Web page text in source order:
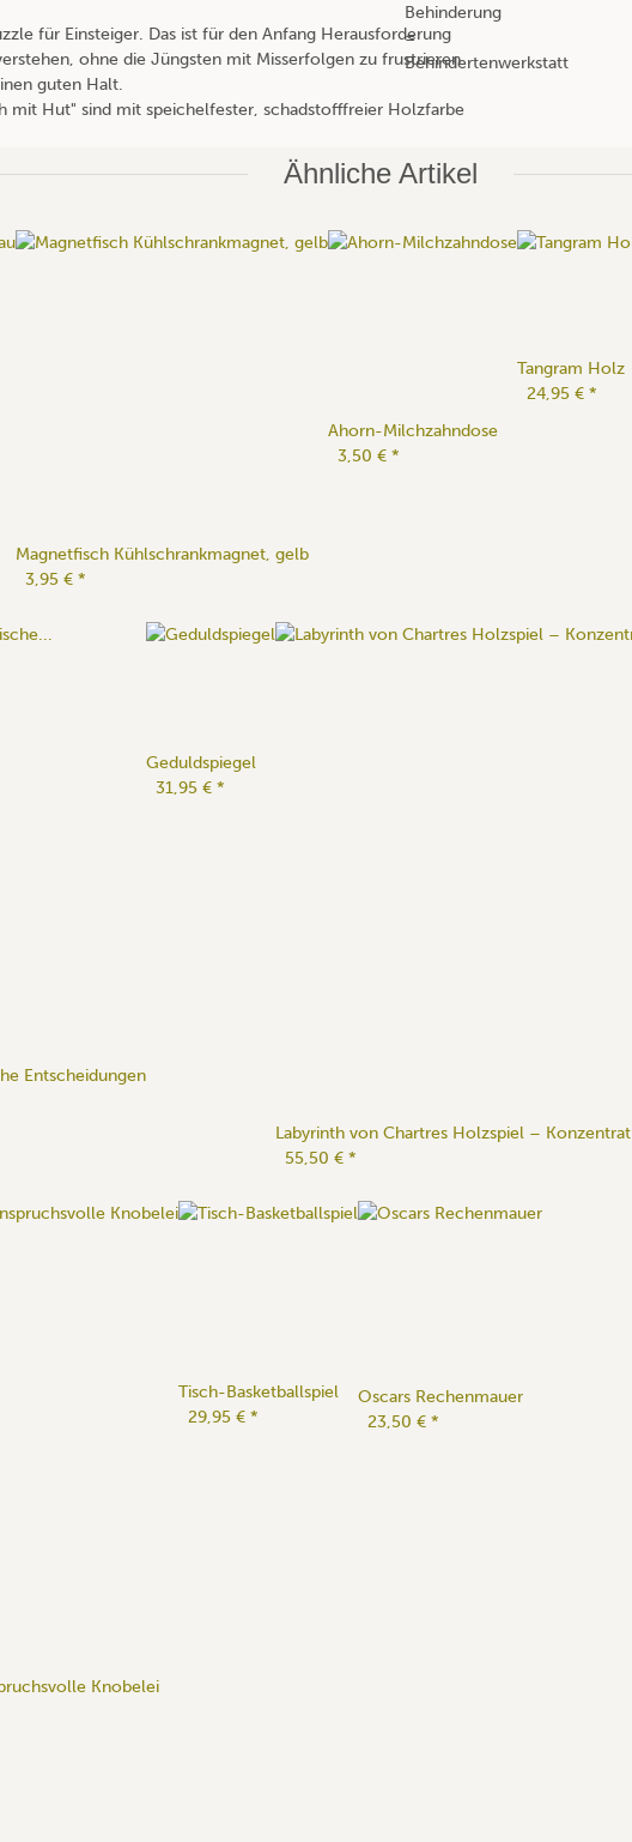
für Einsteiger. Das ist für den Anfang Herausforderung
ohne die Jüngsten mit Misserfolgen zu frustrieren.
guten Halt.
mit Hut" sind mit speichelfester, schadstofffreier Holzfarbe
Ähnliche Artikel
Magnetfisch Kühlschrankmagnet, gelb
3,95 € *
Ahorn-Milchzahndose
3,50 € *
Tangram Holz
24,95 € *
Entscheidungen
Geduldspiegel
31,95 € *
Labyrinth von Chartres Holzspiel –
55,50 € *
Knobelei
Tisch-Basketballspiel
29,95 € *
Oscars Rechenmauer
23,50 € *